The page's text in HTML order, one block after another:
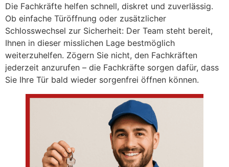
Die Fachkräfte helfen schnell, diskret und zuverlässig.
Ob einfache Türöffnung oder zusätzlicher
Schlosswechsel zur Sicherheit: Der Team steht bereit,
Ihnen in dieser misslichen Lage bestmöglich
weiterzuhelfen. Zögern Sie nicht, den Fachkräften
jederzeit anzurufen – die Fachkräfte sorgen dafür, dass
Sie Ihre Tür bald wieder sorgenfrei öffnen können.